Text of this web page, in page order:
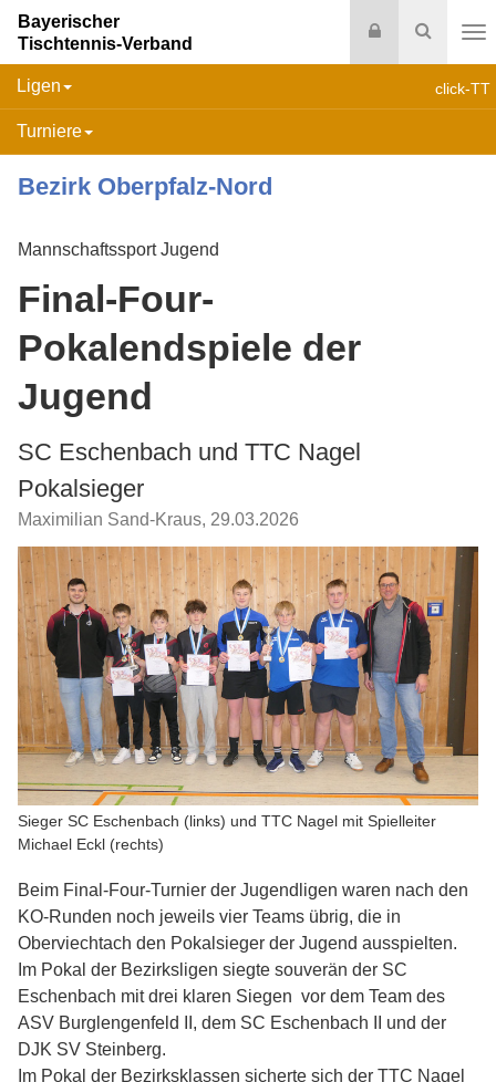
Suche
Login
Bayerischer
Tischtennis-Verband
click-TT
Ligen
Turniere
Bezirk Oberpfalz-Nord
Mannschaftssport Jugend
Final-Four-
Pokalendspiele der
Jugend
SC Eschenbach und TTC Nagel
Pokalsieger
Maximilian Sand-Kraus, 29.03.2026
Sieger SC Eschenbach (links) und TTC Nagel mit Spielleiter
Michael Eckl (rechts)
Beim Final-Four-Turnier der Jugendligen waren nach den
KO-Runden noch jeweils vier Teams übrig, die in
Oberviechtach den Pokalsieger der Jugend ausspielten.
Im Pokal der Bezirksligen siegte souverän der SC
Eschenbach mit drei klaren Siegen vor dem Team des
ASV Burglengenfeld II, dem SC Eschenbach II und der
DJK SV Steinberg.
Im Pokal der Bezirksklassen sicherte sich der TTC Nagel